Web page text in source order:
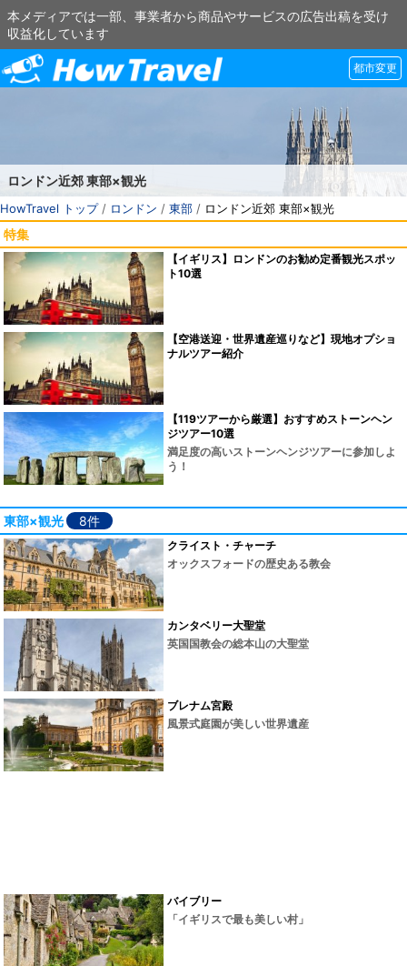
本メディアでは一部、事業者から商品やサービスの広告出稿を受け
収益化しています
都市変更
ロンドン近郊 東部×観光
HowTravel トップ/ ロンドン / 東部 / ロンドン近郊 東部×観光
特集
【イギリス】ロンドンのお勧め定番観光スポッ
ト10選
【空港送迎・世界遺産巡りなど】現地オプショ
ナルツアー紹介
【119ツアーから厳選】おすすめストーンヘン
ジツアー10選
満足度の高いストーンヘンジツアーに参加しよ
う！
東部×観光 8件
クライスト・チャーチ
オックスフォードの歴史ある教会
カンタベリー大聖堂
英国国教会の総本山の大聖堂
ブレナム宮殿
風景式庭園が美しい世界遺産
バイブリー
「イギリスで最も美しい村」